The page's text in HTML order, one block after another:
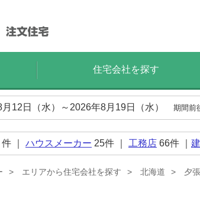
住宅会社を探す
12日（水）～2026年8月19日（水） 期間前
件 ｜ ハウスメーカー 25件 ｜ 工務店 66件 ｜
エリアから住宅会社を探す 北海道 夕